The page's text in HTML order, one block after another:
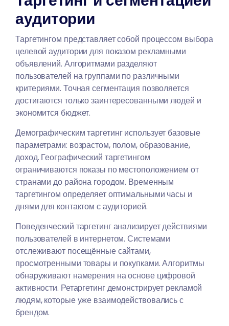
аудитории
Таргетингом представляет собой процессом выбора
целевой аудитории для показом рекламными
объявлений. Алгоритмами разделяют
пользователей на группами по различными
критериями. Точная сегментация позволяется
достигаются только заинтересованными людей и
экономится бюджет.
Демографическим таргетинг использует базовые
параметрами: возрастом, полом, образование,
доход. Географический таргетингом
ограничиваются показы по местоположением от
странами до района городом. Временным
таргетингом определяет оптимальными часы и
днями для контактом с аудиторией.
Поведенческий таргетинг анализирует действиями
пользователей в интернетом. Системами
отслеживают посещённые сайтами,
просмотренными товары и покупками. Алгоритмы
обнаруживают намерения на основе цифровой
активности. Ретаргетинг демонстрирует рекламой
людям, которые уже взаимодействовались с
брендом.